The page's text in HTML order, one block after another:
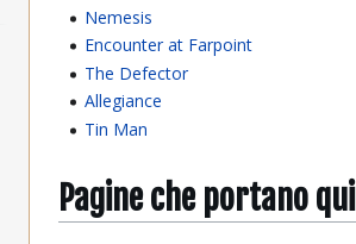
Nemesis
Encounter at Farpoint
The Defector
Allegiance
Tin Man
Pagine che portano qui